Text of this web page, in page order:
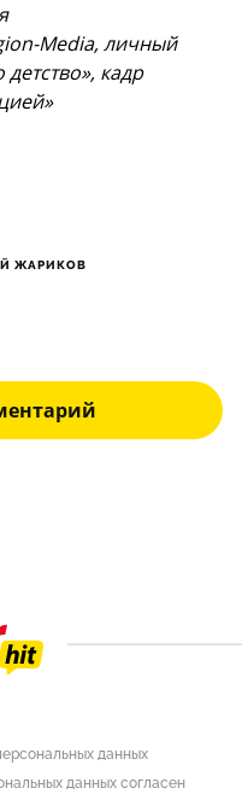
Media, личный
кадр
ЖАРИКОВ
данных
данных согласен